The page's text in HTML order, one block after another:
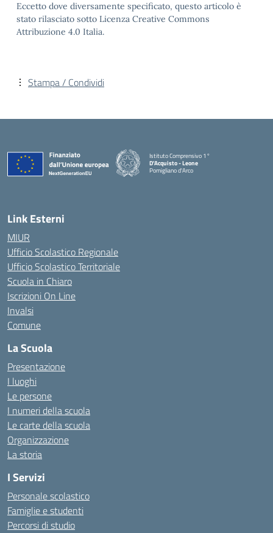
Eccetto dove diversamente specificato, questo articolo è
stato rilasciato sotto Licenza Creative Commons
Attribuzione 4.0 Italia.
Stampa / Condividi
Istituto Comprensivo 1°
D'Acquisto - Leone
Pomigliano d'Arco
— Visita la pagina iniziale della scuola
Link Esterni
MIUR
Ufficio Scolastico Regionale
Ufficio Scolastico Territoriale
Scuola in Chiaro
Iscrizioni On Line
Invalsi
Comune
La Scuola
Presentazione
I luoghi
Le persone
I numeri della scuola
Le carte della scuola
Organizzazione
La storia
I Servizi
Personale scolastico
Famiglie e studenti
Percorsi di studio